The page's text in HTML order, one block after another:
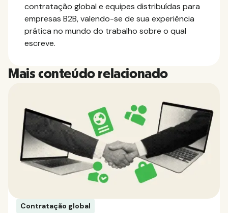
contratação global e equipes distribuídas para
empresas B2B, valendo-se de sua experiência
prática no mundo do trabalho sobre o qual
escreve.
Mais conteúdo relacionado
Contratação global